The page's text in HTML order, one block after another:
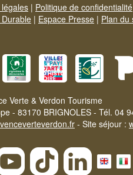
| Politique de confidentialité
| Espace Presse | Plan du
Verte & Verdon Tourisme
- 83170 BRIGNOLES - Tél. 04
- Site séjour :